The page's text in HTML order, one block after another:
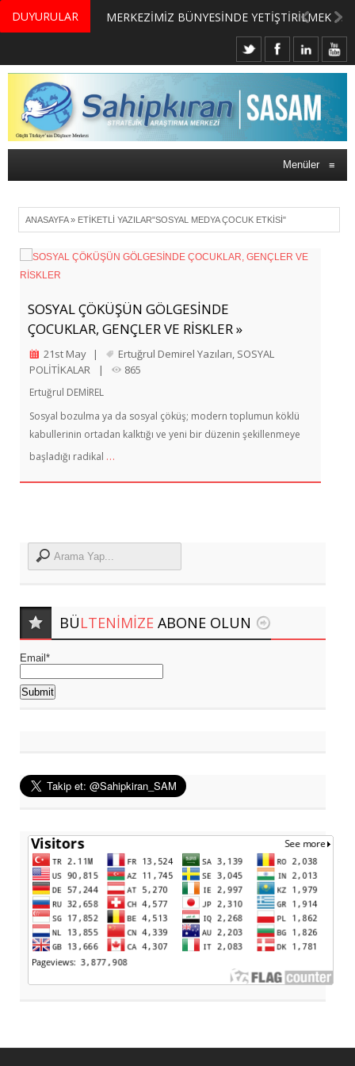
DUYURULAR MERKEZİMİZ BÜNYESİNDE YETİŞTİRİLMEK ÜZERE GÖNÜLLÜ ÜLKE MASASI UZMANI VE UZMAN ADAYLARI ARIYORUZ
Menüler ≡
ANASAYFA» ETIKETLI YAZILAR"SOSYAL MEDYA ÇOCUK ETKISI"
SOSYAL ÇÖKÜŞÜN GÖLGESİNDE
ÇOCUKLAR, GENÇLER VE RİSKLER »
21st May | Ertuğrul Demirel Yazıları SOSYAL
POLİTİKALAR
| 865
Ertuğrul DEMİREL
Sosyal bozulma ya da sosyal çöküş; modern toplumun köklü
kabullerinin ortadan kalktığı ve yeni bir düzenin şekillenmeye
başladığı radikal …
BÜLTENIMIZE ABONE OLUN
Email*